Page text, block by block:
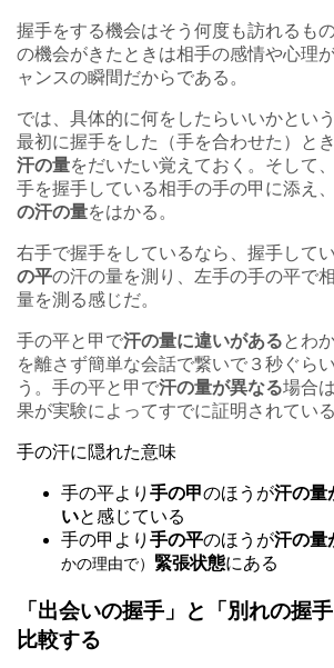
握手をする機会はそう何度も訪れるも
の機会がきたときは相手の感情や心理
ャンスの瞬間だからである。
では、具体的に何をしたらいいかとい
最初に握手をした（手を合わせた）と
汗の量をだいたい覚えておく。そして
手を握手している相手の手の甲に添え
の汗の量をはかる。
右手で握手をしているなら、握手して
の平の汗の量を測り、左手の手の平で
量を測る感じだ。
手の平と甲で汗の量に違いがあるとわ
を離さず簡単な会話で繋いで３秒ぐら
う。手の平と甲で汗の量が異なる場合
果が実験によってすでに証明されている
手の汗に隠れた意味
手の平より 手の甲のほうが汗の
いと感じている
手の甲より 手の平のほうが汗の
かの理由で） 緊張状態にある
「出会いの握手」と「別れの握
比較する